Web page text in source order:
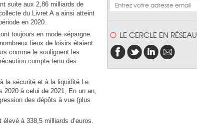
suite aux 2,86 milliards de
du Livret A a ainsi atteint
en 2020.
toujours en mode «épargne
lieux de loisirs étaient
comme le soulignent les
compte tenu des
la sécurité et à la liquidité Le
2020 à celui de 2021, En un an,
des dépôts à vue (plus
élevé à 338,5 milliards d’euros.
LE CERCLE EN RÉSEAU